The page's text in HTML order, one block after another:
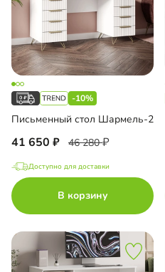
-10%
Письменный стол Шармель-2
41 650 46 280
Доступно для доставки
В корзину